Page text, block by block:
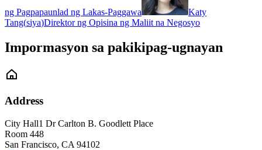
ng Pagpapaunlad ng Lakas-Paggawa
Katy
Tang(siya)Direktor ng Opisina ng Maliit na Negosyo
Impormasyon sa pakikipag-ugnayan
Address
City Hall1 Dr Carlton B. Goodlett Place
Room 448
San Francisco, CA 94102